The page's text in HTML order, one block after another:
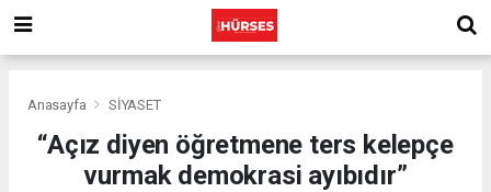
Anasayfa SİYASET
“Açız diyen öğretmene ters kelepçe
vurmak demokrasi ayıbıdır”